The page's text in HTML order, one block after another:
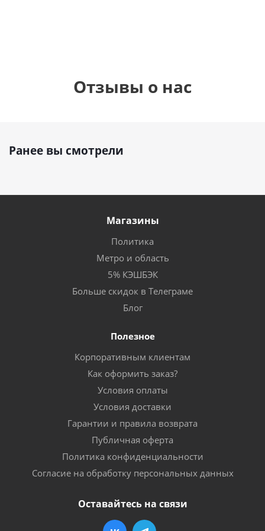
Отзывы о нас
Ранее вы смотрели
Магазины
Политика
Метро и область
5% КЭШБЭК
Больше скидок в Телеграме
Блог
Полезное
Корпоративным клиентам
Как оформить заказ?
Условия оплаты
Условия доставки
Гарантии и правила возврата
Публичная оферта
Политика конфиденциальности
Согласие на обработку персональных данных
Оставайтесь на связи